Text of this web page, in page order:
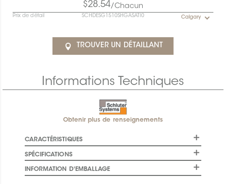
$28.54/Chacun
Prix de détail SCHDESG1510SHGASATI0 Calgary
TROUVER UN DÉTAILLANT
Informations Techniques
Obtenir plus de renseignements
CARACTÉRISTIQUES
SPÉCIFICATIONS
INFORMATION D'EMBALLAGE